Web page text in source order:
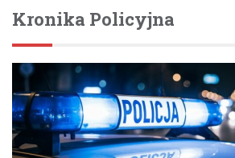
Kronika Policyjna